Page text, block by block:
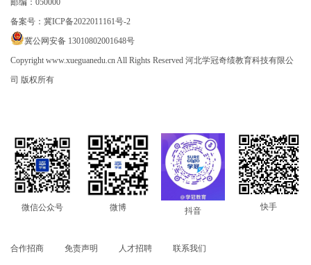
邮编：050000
备案号： 冀ICP备2022011161号-2
冀公网安备 13010802001648号
Copyright www.xueguanedu.cn All Rights Reserved 河北学冠奇绩教育科技有限公
司 版权所有
微信公众号 微博 抖音 快手
合作招商 免责声明 人才招聘 联系我们